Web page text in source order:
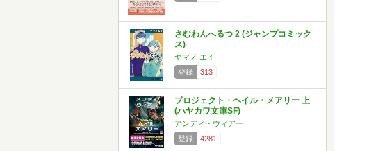
さむわんへるつ 2 (ジャンプコミック
ス)
ヤマノ エイ
登録
313
プロジェクト・ヘイル・メアリー 上
(ハヤカワ文庫SF)
アンディ・ウィアー
登録
4281